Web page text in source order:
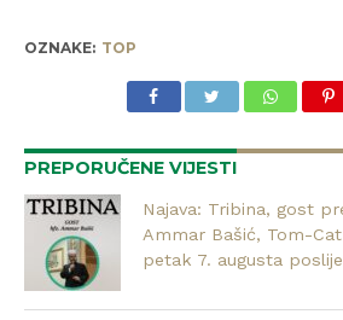
OZNAKE: TOP
PREPORUČENE VIJESTI
Najava: Tribina, gost
Ammar Bašić, Tom-
petak 7. augusta